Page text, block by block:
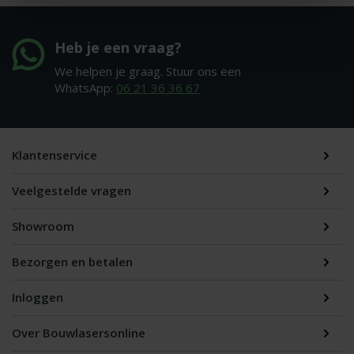
Heb je een vraag?
We helpen je graag. Stuur ons een
WhatsApp: 06 21 36 36 67
Klantenservice
Veelgestelde vragen
Showroom
Bezorgen en betalen
Inloggen
Over Bouwlasersonline